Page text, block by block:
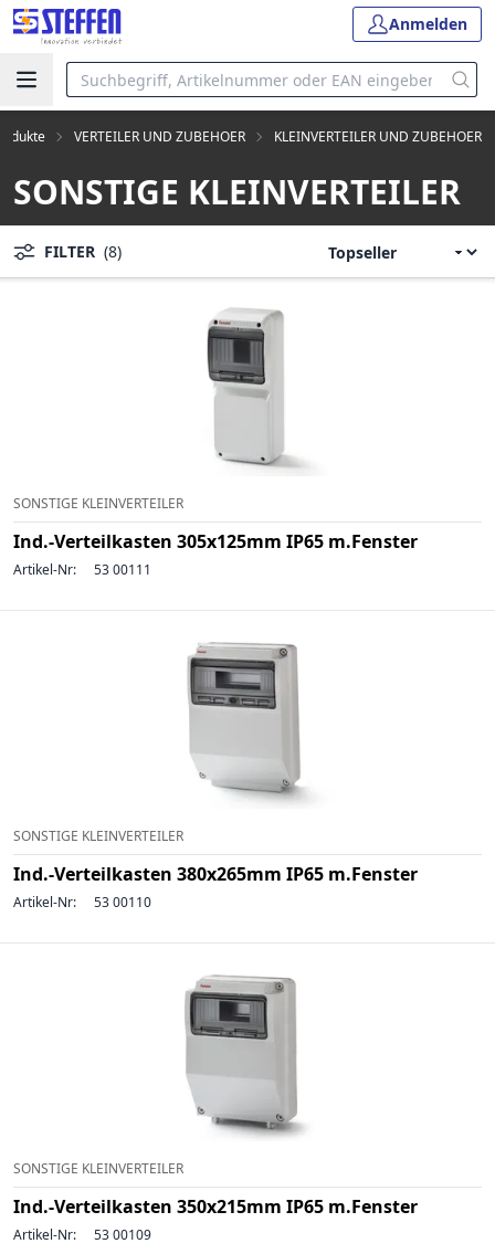
Anmelden
VERTEILER UND ZUBEHOER KLEINVERTEILER UND ZUBEHOER
SONSTIGE KLEINVERTEILER
FILTER (8)
SONSTIGE KLEINVERTEILER
Ind.-Verteilkasten 305x125mm IP65 m.Fenster
Artikel-Nr: 53 00111
SONSTIGE KLEINVERTEILER
Ind.-Verteilkasten 380x265mm IP65 m.Fenster
Artikel-Nr: 53 00110
SONSTIGE KLEINVERTEILER
Ind.-Verteilkasten 350x215mm IP65 m.Fenster
Artikel-Nr: 53 00109